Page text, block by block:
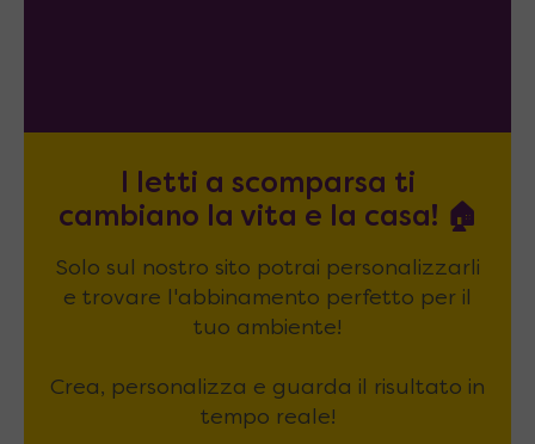
I letti a scomparsa ti
cambiano la vita e la casa! 🏠
Solo sul nostro sito potrai personalizzarli
e trovare l'abbinamento perfetto per il
tuo ambiente!
Crea, personalizza e guarda il risultato in
tempo reale!